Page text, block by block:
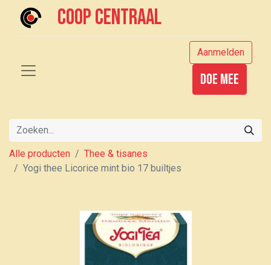
Coop centraal
Aanmelden
Doe mee
Alle producten
Thee & tisanes
Yogi thee Licorice mint bio 17 builtjes